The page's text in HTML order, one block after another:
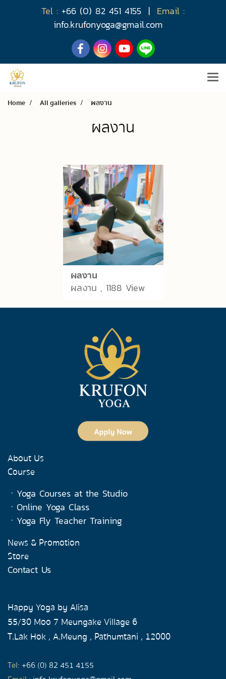
Tel : +66 (0) 82 451 4155 | Email :
info.krufonyoga@gmail.com
Home All galleries ผลงาน
ผลงาน
ผลงาน
ผลงาน , 1188 View
About Us
Course
ㆍ Yoga Courses at the Studio
ㆍ Online Yoga Class
ㆍ Yoga Fly Teacher Training
News & Promotion
Store
Contact Us
Happy Yoga by Alisa
55/30 Moo 7 Meungake Village 6
T.Lak Hok , A.Meung , Pathumtani , 12000
Tel: +66 (0) 82 451 4155